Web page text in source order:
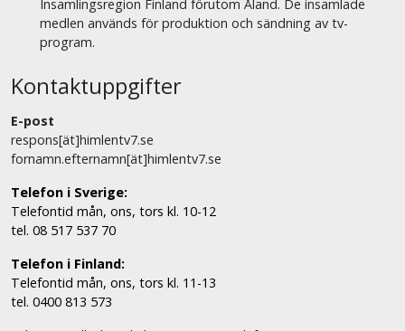
Insamlingsregion Finland förutom Åland. De insamlade
medlen används för produktion och sändning av tv-
program.
Kontaktuppgifter
E-post
respons[ät]himlentv7.se
fornamn.efternamn[ät]himlentv7.se
Telefon i Sverige:
Telefontid mån, ons, tors kl. 10-12
tel. 08 517 537 70
Telefon i Finland:
Telefontid mån, ons, tors kl. 11-13
tel. 0400 813 573